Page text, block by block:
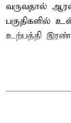
வருவதால்
பகுதிகளில்
உற்பத்தி